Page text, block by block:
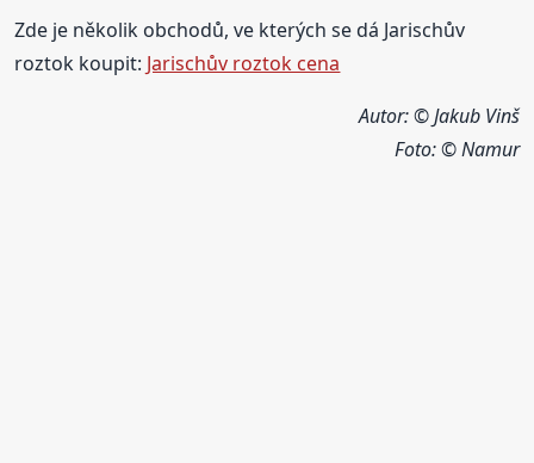
Zde je několik obchodů, ve kterých se dá Jarischův
roztok koupit: Jarischův roztok cena
Autor: © Jakub Vinš
Foto:© Namur